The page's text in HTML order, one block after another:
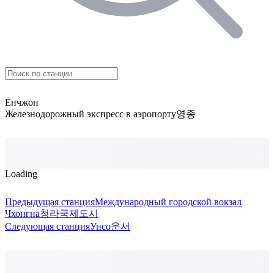
Ёнчжон
Железнодорожный экспресс в аэропорту영종
Loading
Предыдущая станцияМеждународный городской вокзал
Чхонгна청라국제도시
Следующая станцияУнсо운서